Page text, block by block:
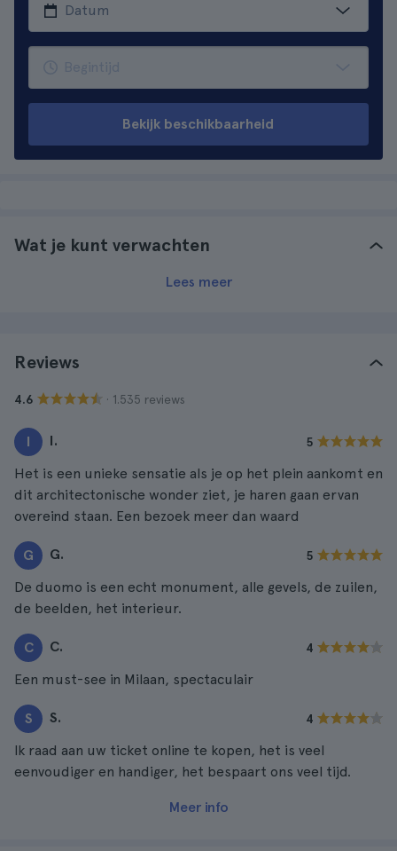
Bekijk beschikbaarheid
Wat je kunt verwachten
Lees meer
Reviews
4.6 · 1.535 reviews
I I. 5
Het is een unieke sensatie als je op het plein aankomt en
dit architectonische wonder ziet, je haren gaan ervan
overeind staan. Een bezoek meer dan waard
G G. 5
De duomo is een echt monument, alle gevels, de zuilen,
de beelden, het interieur.
C C. 4
Een must-see in Milaan, spectaculair
S S. 4
Ik raad aan uw ticket online te kopen, het is veel
eenvoudiger en handiger, het bespaart ons veel tijd.
Meer info